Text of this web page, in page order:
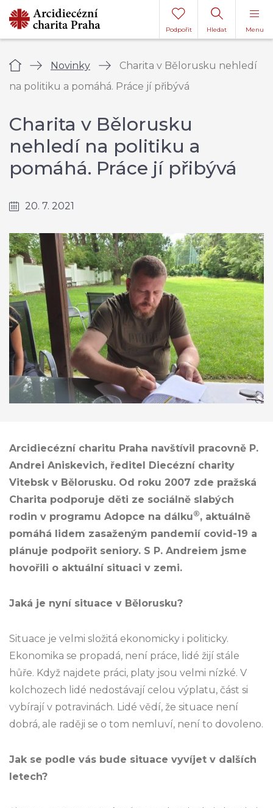
Menu
Hledat
Podpořit
Úvod Novinky
Charita v Bělorusku nehledí
na politiku a pomáhá. Práce jí přibývá
Charita v Bělorusku
nehledí na politiku a
pomáhá. Práce jí přibývá
20. 7. 2021
Arcidiecézní charitu Praha navštívil pracovně P.
Andrei Aniskevich, ředitel Diecézní charity
Vitebsk v Bělorusku. Od roku 2007 zde pražská
Charita podporuje děti ze sociálně slabých
rodin v programu Adopce na dálku®, aktuálně
pomáhá lidem zasaženým pandemií covid-19 a
plánuje podpořit seniory. S P. Andreiem jsme
hovořili o aktuální situaci v zemi.
Jaká je nyní situace v Bělorusku?
Situace je velmi složitá ekonomicky i politicky.
Ekonomika se propadá, není práce, lidé žijí stále
hůře. Když najdete práci, platy jsou velmi nízké. V
kolchozech lidé nedostávají celou výplatu, část si
vybírají v potravinách. Lidé vědí, že situace není
dobrá, ale raději se o tom nemluví, není to dovoleno.
Jak se podle vás bude situace vyvíjet v dalších
letech?